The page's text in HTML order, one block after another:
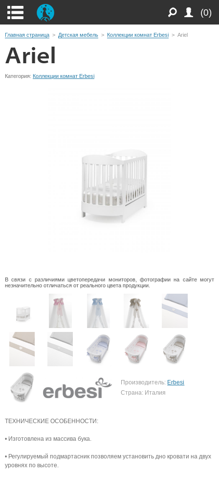
(0)
Главная страница > Детская мебель > Коллекции комнат Erbesi > Ariel
Ariel
Категория: Коллекции комнат Erbesi
В связи с различиями цветопередачи мониторов, фотографии на сайте могут
незначительно отличаться от реального цвета продукции.
Производитель: Erbesi
Страна: Италия
ТЕХНИЧЕСКИЕ ОСОБЕННОСТИ:
• Изготовлена из массива бука.
• Регулируемый подмартасник позволяем установить дно кровати на двух
уровнях по высоте.